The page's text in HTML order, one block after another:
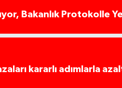
Bakanlık Protokolle
kararlı adımlarla